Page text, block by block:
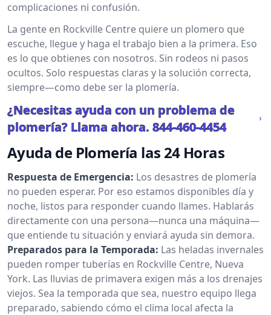
complicaciones ni confusión.
La gente en Rockville Centre quiere un plomero que
escuche, llegue y haga el trabajo bien a la primera. Eso
es lo que obtienes con nosotros. Sin rodeos ni pasos
ocultos. Solo respuestas claras y la solución correcta,
siempre—como debe ser la plomería.
¿Necesitas ayuda con un problema de
plomería? Llama ahora. 844-460-4454
Ayuda de Plomería las 24 Horas
Respuesta de Emergencia: Los desastres de plomería
no pueden esperar. Por eso estamos disponibles día y
noche, listos para responder cuando llames. Hablarás
directamente con una persona—nunca una máquina—
que entiende tu situación y enviará ayuda sin demora.
Preparados para la Temporada: Las heladas invernales
pueden romper tuberías en Rockville Centre, Nueva
York. Las lluvias de primavera exigen más a los drenajes
viejos. Sea la temporada que sea, nuestro equipo llega
preparado, sabiendo cómo el clima local afecta la